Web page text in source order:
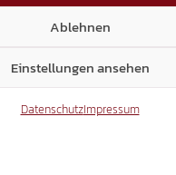
Ablehnen
Einstellungen ansehen
DatenschutzImpressum
AN ULLI MAIR:
SIND KEIN